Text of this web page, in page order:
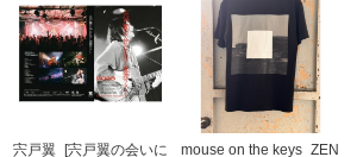
宍戸翼_[宍戸翼の会いに
mouse on the keys_ZEN